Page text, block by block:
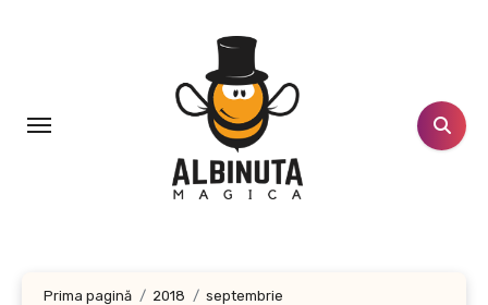
Prima pagină 2018
septembrie